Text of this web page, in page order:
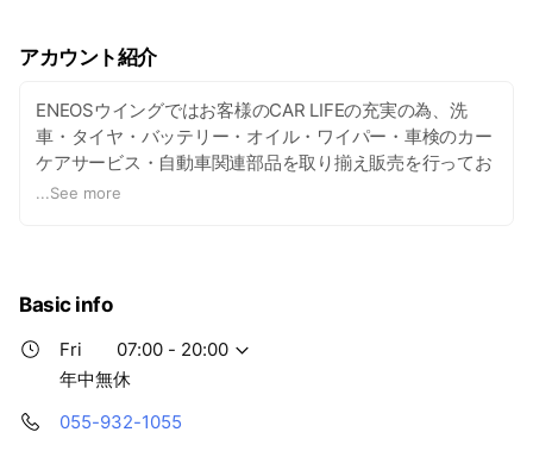
アカウント紹介
ENEOSウイングではお客様のCAR LIFEの充実の為、洗
車・タイヤ・バッテリー・オイル・ワイパー・車検のカー
ケアサービス・自動車関連部品を取り揃え販売を行ってお
ります。
...See more
Basic info
Fri
07:00 - 20:00
年中無休
055-932-1055